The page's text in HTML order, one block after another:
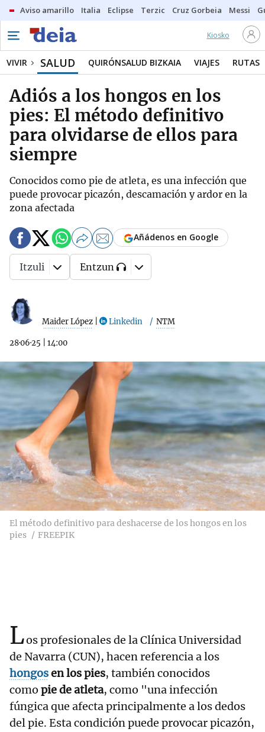
Aviso amarillo Italia Eclipse Terzic Cruz Gorbeia Messi
Kiosko
VIVIR SALUD QUIRÓNSALUD BIZKAIA VIAJES RUTAS
Adiós a los hongos en los
pies: El método definitivo
para olvidarse de ellos para
siempre
Conocidos como pie de atleta, es una infección que
puede provocar picazón, descamación y ardor en la
zona afectada
Maider López Linkedin NTM
28·06·25 14:00
Añádenos en Google
Itzuli Entzun
El método definitivo para deshacerse de los hongos en los
pies
FREEPIK
Los profesionales de la Clínica Universidad
de Navarra (CUN), hacen referencia a los
hongosen los pies, también conocidos
como pie de atleta, como "una infección
fúngica que afecta principalmente a los dedos
del pie. Esta condición puede provocar picazón,